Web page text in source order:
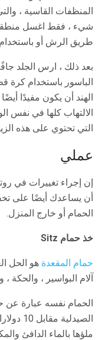
المنظفات القاسية ،
شيء ، فقط اغسل منطقة
طريق الرش أو
بعد ذلك ، ارس الجلد
الهند أن يكون مفيدًا
الالتهاب كلها في نفس
التي تحتوي على هذه
عملي
إن إجراء تغييرات في
أن يساعدك أيضًا على
الحمام أو خارج المنزل.
خذ حمام Sitz
حمام المقعدة هو الحل
آلام البواسير ، والحكة ،
الحمام نفسه عبارة
ملؤها بالماء الدافئ